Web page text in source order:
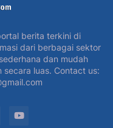
berita terkini di
dari berbagai sektor
dan mudah
luas. Contact us: